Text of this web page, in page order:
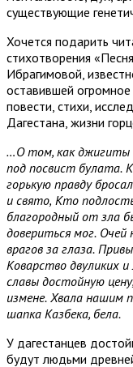
существующие
Хочется подарить
стихотворения
Ибрагимовой,
оставившей
повести, стихи,
Дагестана, жизни
…О том, как
под посвист булата.
горькую правду
и свято, Кто
благородный от зла
довериться мог. Очей
врагов за глаза.
Коварство двуликих
славы достойную цену,
измене. Хвала нашим
шапка Казбека, бела.
У дагестанцев
будут людьми